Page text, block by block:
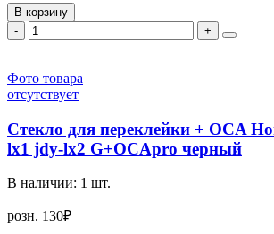
В корзину
-
+
Фото товара
отсутствует
Стекло для переклейки + OCA
lx1 jdy-lx2 G+OCApro черный
В наличии: 1 шт.
розн. 130₽